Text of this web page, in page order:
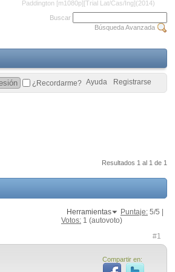
Paddington [m1080p][Trial Lat/Cas/Ing](2014)
Resultados 1 al 1 de 1
Herramientas Puntaje: 5/5 |
Votos: 1 (autovoto)
#1
Compartir en:
Buscar
Búsqueda Avanzada
Registrarse
Ayuda
¿Recordarme?